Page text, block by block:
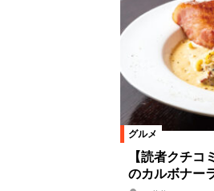
グルメ
【読者クチ
のカルボナー